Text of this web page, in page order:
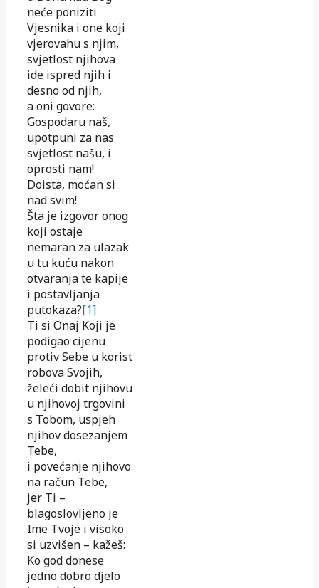
neće poniziti
Vjesnika i one koji
vjerovahu s njim,
svjetlost njihova
ide ispred njih i
desno od njih,
a oni govore:
Gospodaru naš,
upotpuni za nas
svjetlost našu, i
oprosti nam!
Doista, moćan si
nad svim!
Šta je izgovor onog
koji ostaje
nemaran za ulazak
u tu kuću nakon
otvaranja te kapije
i postavljanja
putokaza?[1]
Ti si Onaj Koji je
podigao cijenu
protiv Sebe u korist
robova Svojih,
želeći dobit njihovu
u njihovoj trgovini
s Tobom, uspjeh
njihov dosezanjem
Tebe,
i povećanje njihovo
na račun Tebe,
jer Ti –
blagoslovljeno je
Ime Tvoje i visoko
si uzvišen – kažeš:
Ko god donese
jedno dobro djelo